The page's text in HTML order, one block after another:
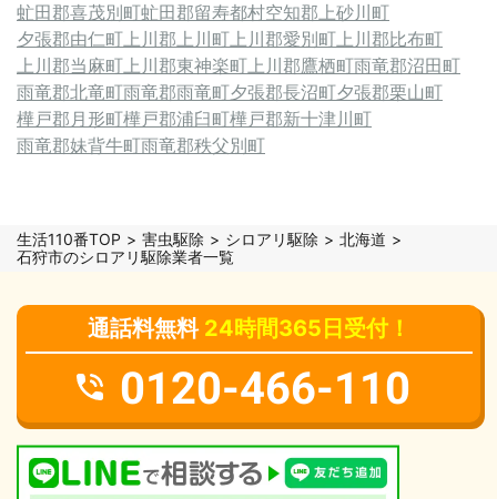
虻田郡喜茂別町虻田郡留寿都村空知郡上砂川町
夕張郡由仁町上川郡上川町上川郡愛別町上川郡比布町
上川郡当麻町上川郡東神楽町上川郡鷹栖町雨竜郡沼田町
雨竜郡北竜町雨竜郡雨竜町夕張郡長沼町夕張郡栗山町
樺戸郡月形町樺戸郡浦臼町樺戸郡新十津川町
雨竜郡妹背牛町雨竜郡秩父別町
生活110番TOP 害虫駆除 シロアリ駆除
北海道
石狩市のシロアリ駆除業者一覧
通話料無料 24時間365日受付！
0120-466-110